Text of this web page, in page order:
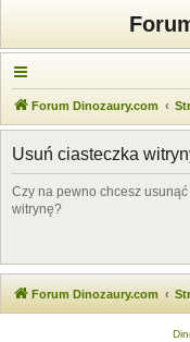
Forum Dinozaury.com
Usuń ciasteczka
Czy na pewno chcesz
witrynę?
Forum Dinozaury.com